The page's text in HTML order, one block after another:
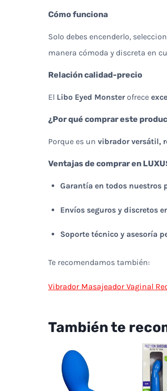
Cómo funciona
Solo debes encenderlo,
manera cómoda y discreta en
Relación calidad-precio
El Libo Eyed Monsterofrece
¿Por qué comprar este
Porque es un vibrador versátil,
Ventajas de comprar en
Garantía en todos nuestros
Envíos seguros y discretos
Soporte técnico y asesoría
Te recomendamos también:
Vibrador Masajeador Vaginal
También te